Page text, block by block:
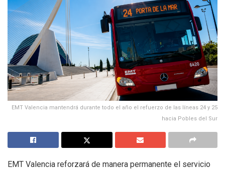
EMT Valencia mantendrá durante todo el año el refuerzo de las líneas 24 y 25
hacia Pobles del Sur
EMT Valencia reforzará de manera permanente el servicio